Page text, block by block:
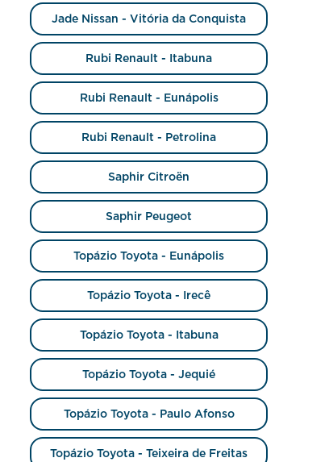
Jade Nissan - Vitória da Conquista
Rubi Renault - Itabuna
Rubi Renault - Eunápolis
Rubi Renault - Petrolina
Saphir Citroën
Saphir Peugeot
Topázio Toyota - Eunápolis
Topázio Toyota - Irecê
Topázio Toyota - Itabuna
Topázio Toyota - Jequié
Topázio Toyota - Paulo Afonso
Topázio Toyota - Teixeira de Freitas